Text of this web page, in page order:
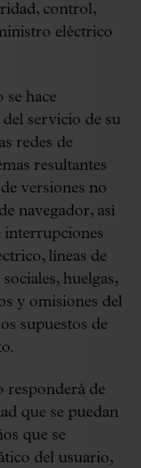
control,
eléctrico
se hace
del servicio de su
redes de
resultantes
versiones no
navegador, así
interrupciones
líneas de
huelgas,
y omisiones del
supuestos de
responderá de
que se puedan
que se
del usuario,